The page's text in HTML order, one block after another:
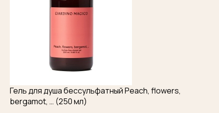
Гель для душа бессульфатный Peach, flowers,
bergamot, … (250 мл)